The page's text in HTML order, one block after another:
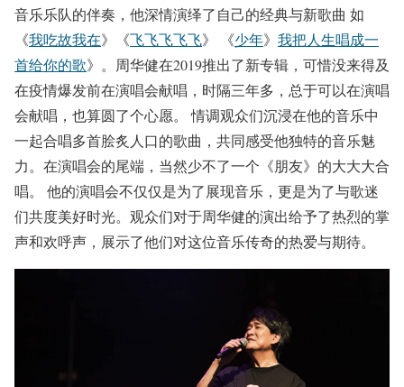
音乐乐队的伴奏，他深情演绎了自己的经典与新歌曲 如
《我吃故我在》《飞飞飞飞飞》 《少年》 我把人生唱成一
首给你的歌》。周华健在2019推出了新专辑，可惜没来得及
在疫情爆发前在演唱会献唱，时隔三年多，总于可以在演唱
会献唱，也算圆了个心愿。 情调观众们沉浸在他的音乐中
一起合唱多首脍炙人口的歌曲，共同感受他独特的音乐魅
力。在演唱会的尾端，当然少不了一个《朋友》的大大大合
唱。 他的演唱会不仅仅是为了展现音乐，更是为了与歌迷
们共度美好时光。观众们对于周华健的演出给予了热烈的掌
声和欢呼声，展示了他们对这位音乐传奇的热爱与期待。